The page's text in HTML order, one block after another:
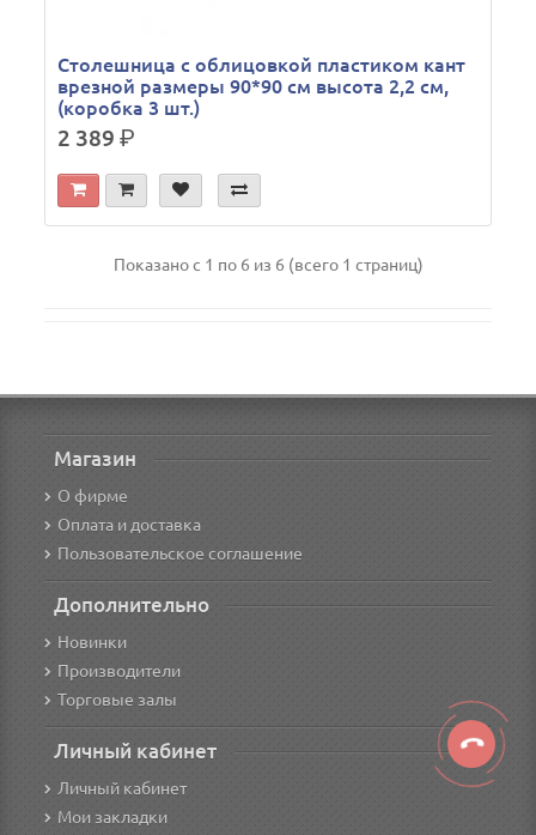
Столешница с облицовкой пластиком кант
врезной размеры 90*90 см высота 2,2 см,
(коробка 3 шт.)
2 389р.
Показано с 1 по 6 из 6 (всего 1 страниц)
Магазин
О фирме
Оплата и доставка
Пользовательское соглашение
Дополнительно
Новинки
Производители
Торговые залы
Личный кабинет
Личный кабинет
Мои закладки